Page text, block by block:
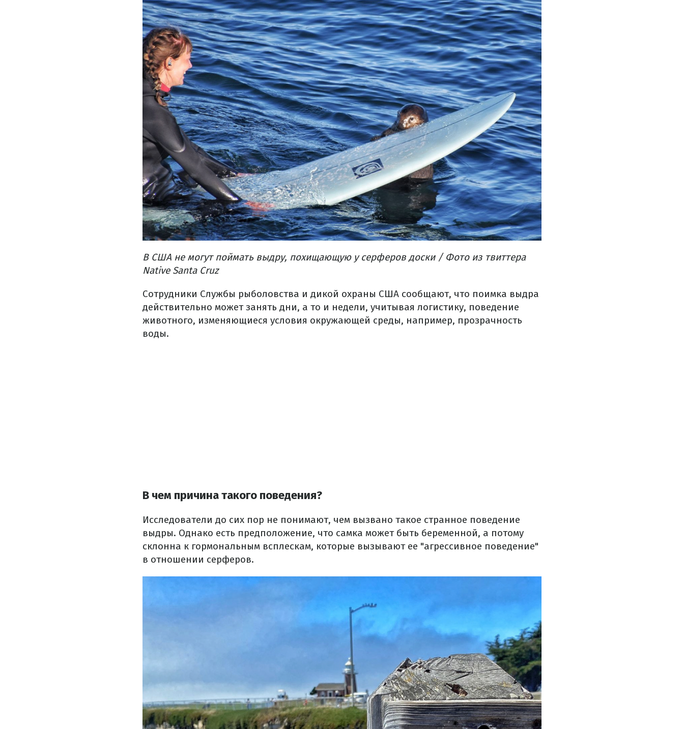
В США не могут поймать выдру, похищающую у серферов доски / Фото из твиттера
Native Santa Cruz
Сотрудники Службы рыболовства и дикой охраны США сообщают, что поимка выдра
действительно может занять дни, а то и недели, учитывая логистику, поведение
животного, изменяющиеся условия окружающей среды, например, прозрачность
воды.
В чем причина такого поведения?
Исследователи до сих пор не понимают, чем вызвано такое странное поведение
выдры. Однако есть предположение, что самка может быть беременной, а потому
склонна к гормональным всплескам, которые вызывают ее "агрессивное поведение"
в отношении серферов.